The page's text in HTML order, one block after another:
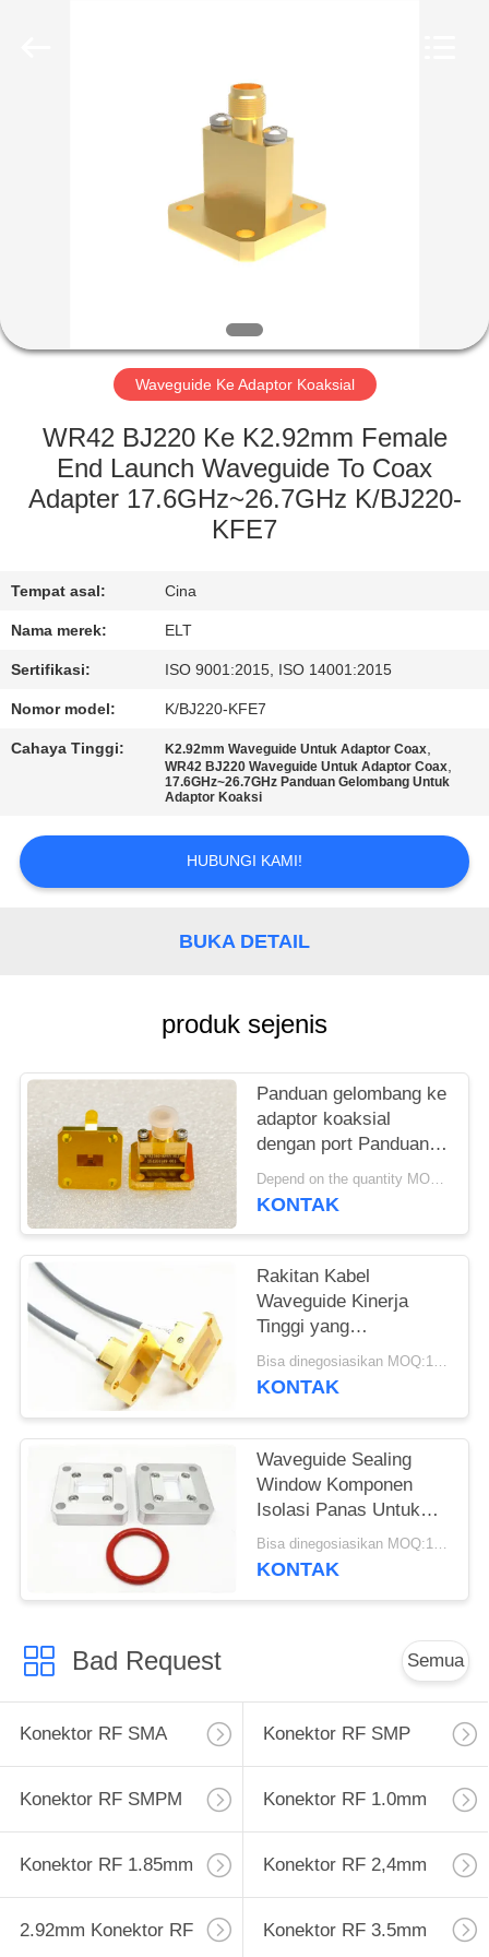
TUR
KONTROL
KUALITAS
KAMI
BERITA
PERMINTAAN
PENAWARAN
VR
SHOW
Waveguide Ke Adaptor Koaksial
WR42 BJ220 Ke K2.92mm Female
End Launch Waveguide To Coax
Adapter 17.6GHz~26.7GHz K/BJ220-
KFE7
Tempat asal: Cina
Nama merek: ELT
Sertifikasi: ISO 9001:2015, ISO 14001:2015
Nomor model: K/BJ220-KFE7
Cahaya Tinggi: K2.92mm Waveguide Untuk Adaptor Coax,
WR42 BJ220 Waveguide Untuk Adaptor Coax,
17.6GHz~26.7GHz Panduan Gelombang Untuk
Adaptor Koaksi
HUBUNGI KAMI!
BUKA DETAIL
produk sejenis
Panduan gelombang ke
adaptor koaksial
dengan port Panduan
gelombang sebagai
WR90, WR75, WR60,
WR15, WR12, WR10,
WRD750, WRD650,
WRD500, WRD180
145GHz
Depend on the quantity MOQ:10pcs jika tidak ada stok
KONTAK
Rakitan Kabel
Waveguide Kinerja
Tinggi yang
Disesuaikan DC
70GHz
Bisa dinegosiasikan MOQ:10 buah
KONTAK
Waveguide Sealing
Window Komponen
Isolasi Panas Untuk
BJ140 18GHz
Bisa dinegosiasikan MOQ:10 buah
KONTAK
Bad Request Semua
Konektor RF SMA Konektor RF SMP
Konektor RF SMPM Konektor RF 1.0mm
Konektor RF 1.85mm Konektor RF 2,4mm
2.92mm Konektor RF Konektor RF 3.5mm